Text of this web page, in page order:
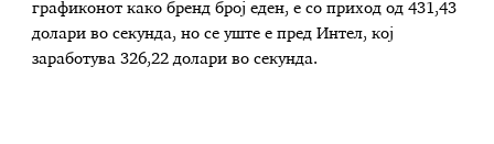
графиконот како бренд број еден, е со приход од 431,43
долари во секунда, но се уште е пред Интел, кој
заработува 326,22 долари во секунда.